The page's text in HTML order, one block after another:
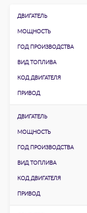
ДВИГАТЕЛЬ
МОЩНОСТЬ
ГОД ПРОИЗВОДСТВА
ВИД ТОПЛИВА
КОД ДВИГАТЕЛЯ
ПРИВОД
ДВИГАТЕЛЬ
МОЩНОСТЬ
ГОД ПРОИЗВОДСТВА
ВИД ТОПЛИВА
КОД ДВИГАТЕЛЯ
ПРИВОД